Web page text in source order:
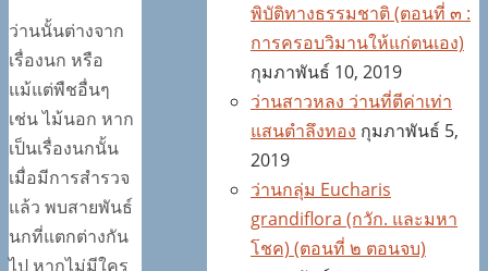
ว่านนั้นต่างจาก
เรื่องนก หรือ
แม้แต่พืชอื่นๆ
เช่น ไม้นอก หาก
เป็นเรื่องนกนั้น
เมื่อมีการสำรวจ
แล้ว พบสายพันธ์
นกที่แตกต่างกัน
ไป หากไม่มีใคร
พิบัติทางธรรมชาติ (ตอนที่ ๓ :
การครอบวิมานให้แก่ตนเอง)
กุมภาพันธ์ 10, 2019
ว่านสาวหลง ว่านที่ตีค่าเท่า
แสนตำลึงทอง กุมภาพันธ์ 5,
2019
ว่านกลุ่ม Eucharis
grandiflora (กวัก. และมหา
โชค) (ตอนที่ ๒ ตอนจบ)